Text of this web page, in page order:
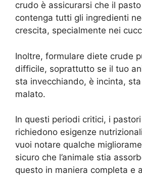
crudo è assicurarsi che il
contenga tutti gli ingredienti
crescita, specialmente nei
Inoltre, formulare diete crude
difficile, soprattutto se il tuo
sta invecchiando, è incinta,
malato.
In questi periodi critici, i
richiedono esigenze
vuoi notare qualche
sicuro che l’animale stia
questo in maniera completa e